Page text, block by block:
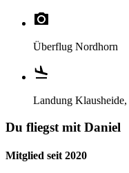
Überflug Nordhorn
Landung Klausheide,
Du fliegst mit Daniel
Mitglied seit 2020